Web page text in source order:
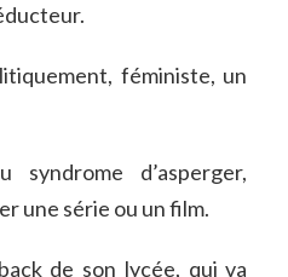
féministe, un
d’asperger,
une série ou un film.
de son lycée, qui va